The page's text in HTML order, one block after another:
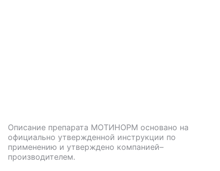
Описание препарата МОТИНОРМ основано на
официально утвержденной инструкции по
применению и утверждено компанией–
производителем.